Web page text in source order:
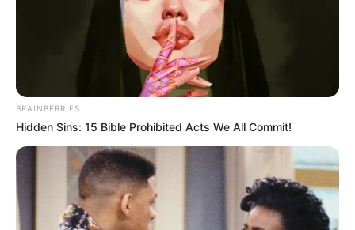
BRAINBERRIES
Hidden Sins: 15 Bible Prohibited Acts We All Commit!